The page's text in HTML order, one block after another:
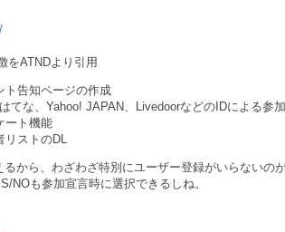
をATNDより引用
ト告知ページの作成
てな、Yahoo! JAPAN、LivedoorなどのIDによる参
ート機能
リストのDL
から、わざわざ特別にユーザー登録がいらないのが
NOも参加宣言時に選択できるしね。